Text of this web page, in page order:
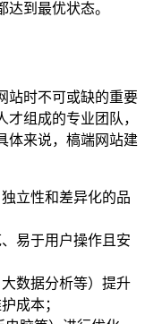
到最优状态。
站时不可或缺的重要
组成的专业团队，
体来说，槁端网站建
立性和差异化的品
易于用户操作且安
数据分析等）提升
成本；